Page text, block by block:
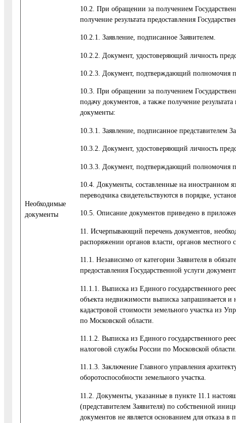
Необходимые
документы
10.2. При обращении за получением
получение результата предоставления
10.2.1. Заявление, подписанное Заявителем.
10.2.2. Документ, удостоверяющий личность
10.2.3. Документ, подтверждающий полномочия
10.3. При обращении за получением
подачу документов, а также получение
документы:
10.3.1. Заявление, подписанное представителем
10.3.2. Документ, удостоверяющий личность
10.3.3. Документ, подтверждающий полномочия
10.4. Документы, составленные на иностранном
переводчика свидетельствуются в порядке,
10.5. Описание документов приведено в
11. Исчерпывающий перечень документов,
распоряжении органов власти, органов местного
11.1. Независимо от категории Заявителя в
предоставления Государственной услуги
11.1.1. Выписка из Единого государственного
объекта недвижимости выписка запрашивается и
кадастровой стоимости земельного участка из
по Московской области.
11.1.2. Выписка из Единого государственного
налоговой службы России по Московской области.
11.1.3. Заключение Главного управления
оборотоспособности земельного участка.
11.2. Документы, указанные в пункте 11.1
(представителем Заявителя) по собственной
документов не является основанием для отказа в